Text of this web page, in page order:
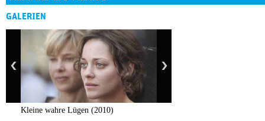
GALERIEN
Kleine wahre Lügen (2010)